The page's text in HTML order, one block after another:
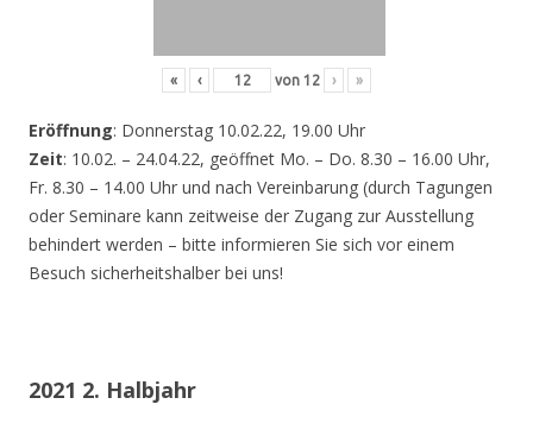
« ‹ von 12 › »
Eröffnung: Donnerstag 10.02.22, 19.00 Uhr
Zeit: 10.02. – 24.04.22, geöffnet Mo. – Do. 8.30 – 16.00 Uhr,
Fr. 8.30 – 14.00 Uhr und nach Vereinbarung (durch Tagungen
oder Seminare kann zeitweise der Zugang zur Ausstellung
behindert werden – bitte informieren Sie sich vor einem
Besuch sicherheitshalber bei uns!
2021 2. Halbjahr